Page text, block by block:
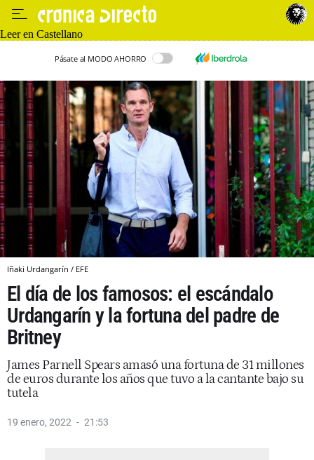
Leer en Castellano
Pásate al MODO AHORRO
Iñaki Urdangarín / EFE
El día de los famosos: el escándalo
Urdangarín y la fortuna del padre de
Britney
James Parnell Spears amasó una fortuna de 31 millones
de euros durante los años que tuvo a la cantante bajo su
tutela
19 enero, 2022 21:53